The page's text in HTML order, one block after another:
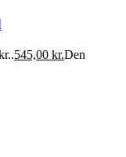
545,00 kr.Den